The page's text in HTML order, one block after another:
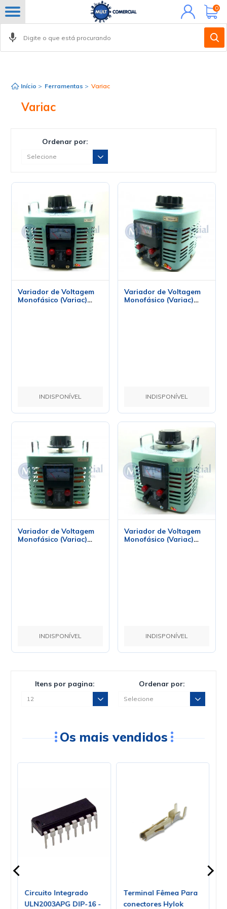
Minha
conta
0
Início > Ferramentas > Variac
Variac
Ordenar por:
Variador de Voltagem
Monofásico (Variac)
INDISPONÍVEL
Variador de Voltagem
Monofásico (Variac)
INDISPONÍVEL
Variador de Voltagem
Monofásico (Variac)
INDISPONÍVEL
Variador de Voltagem
Monofásico (Variac)
INDISPONÍVEL
Itens por pagina: Ordenar por:
Os mais vendidos
Circuito Integrado
ULN2003APG DIP-16 -
Terminal Fêmea Para
conectores Hylok